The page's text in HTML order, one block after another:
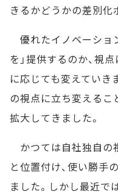
きるかどうかの差別化
優れたイノベーショ
を」提供するのか、視
に応じても変えていき
の視点に立ち変えるこ
拡大してきました。
かつては自社独自の
と位置付け、使い勝手
ました。しかし最近で